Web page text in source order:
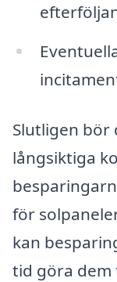
Slutligen bör
långsiktiga
för
kan
tid göra dem